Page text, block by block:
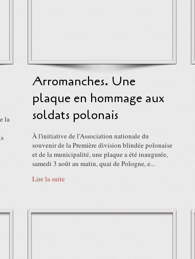
la
Arromanches. Une
plaque en hommage aux
soldats polonais
À l'initiative de l'Association nationale du
souvenir de la Première division blindée polonaise
et de la municipalité, une plaque a été inaugurée,
samedi 3 août au matin, quai de Pologne, e...
Lire la suite